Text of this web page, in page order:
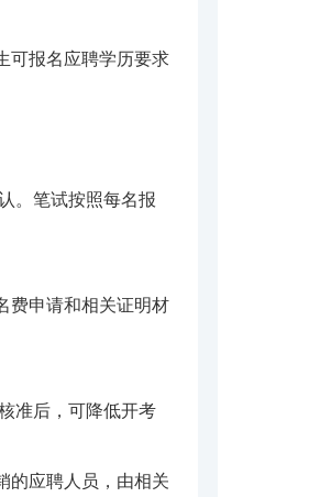
可报名应聘学历要求
。笔试按照每名报
费申请和相关证明材
准后，可降低开考
的应聘人员，由相关